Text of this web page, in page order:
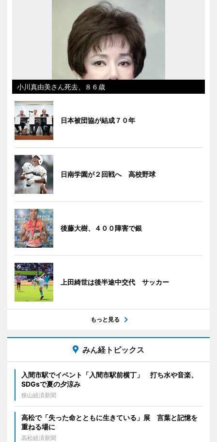
小川真由美さん死去、８６歳
日本被団協が結成７０年
日南学園が２回戦へ 高校野球
後藤大樹、４００障害で銀
上田綺世は後半途中交代 サッカー
もっと見る
みん経トピックス
入間市駅でイベント「入間市駅前横丁」 打ち水や音楽、
SDGsで夏の夕涼み
狭山経済新聞
高松で「失った命とともに生きている」展 言葉と記憶を
重ねる場に
高松経済新聞